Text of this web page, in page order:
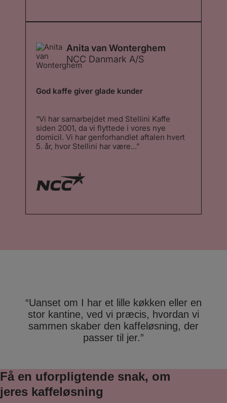
kunder en regulær opgradering af
kaffeoplevelsen – og det må man sige, de
har fået. ”
Anita van Wonterghem
NCC Danmark A/S
God kaffe giver glade kunder
“Vi har samarbejdet med Stellini Kaffe
siden 2001, da vi flyttede i vores nye
domicil. Vi har genforhandlet aftalen hvert
5. år, hvor Stellini har være...”
domicil. Vi har genforhandlet aftalen hvert
5. år, hvor Stellini har været i konkurrence
med andre leverandører. Vi har valgt at
“Uanset om I har et lille køkken eller en
stor kantine, ved vi præcis, hvordan vi
sammen skaber den kaffeløsning, der
passer til jer.”
Få en uforpligtende snak, om
jeres kaffeløsning